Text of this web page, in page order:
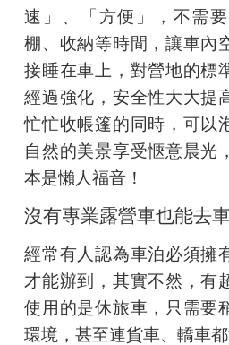
速」、「方便」，不需
棚、收納等時間，讓車內
接睡在車上，對營地的標
經過強化，安全性大大提
忙忙收帳篷的同時，可以
自然的美景享受愜意晨光
本是懶人福音！
沒有專業露營車也能去
經常有人認為車泊必須擁
才能辦到，其實不然，有
使用的是休旅車，只需要
環境，甚至連貨車、轎車都